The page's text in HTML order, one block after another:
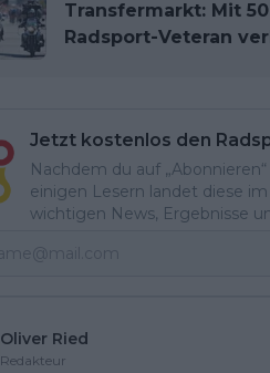
Transfermarkt: Mit
Radsport-Veteran
Jetzt kostenlos den
Nachdem du auf
einigen Lesern landet diese
wichtigen News, Ergebnisse
Oliver Ried
Redakteur